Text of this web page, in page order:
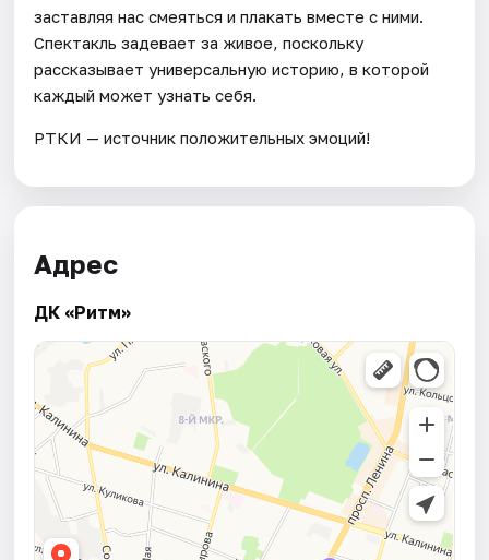
заставляя нас смеяться и плакать вместе с ними.
Спектакль задевает за живое, поскольку
рассказывает универсальную историю, в которой
каждый может узнать себя.
РТКИ — источник положительных эмоций!
Адрес
ДК «Ритм»